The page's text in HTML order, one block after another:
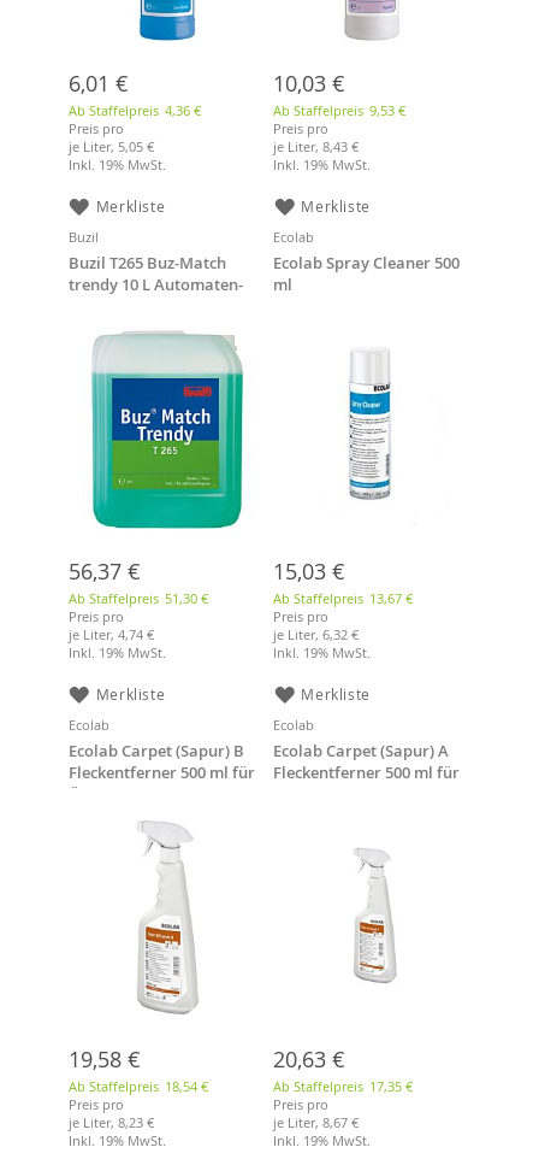
6,01 €
Ab Staffelpreis 4,36 €
Preis pro
je Liter, 5,05 €
Inkl. 19% MwSt.
Merkliste
10,03 €
Ab Staffelpreis 9,53 €
Preis pro
je Liter,8,43 €
Inkl. 19% MwSt.
Merkliste
Buzil
Buzil T265 Buz-Match
trendy 10 L Automaten-
56,37 €
Ab Staffelpreis 51,30 €
Preis pro
je Liter, 4,74 €
Inkl. 19% MwSt.
Merkliste
Ecolab
Ecolab Spray Cleaner 500
ml
15,03 €
Ab Staffelpreis 13,67 €
Preis pro
je Liter,6,32 €
Inkl. 19% MwSt.
Merkliste
Ecolab
Ecolab Carpet (Sapur) B
Fleckentferner 500 ml für
Öl- u.fetthaltige Flecken
19,58 €
Ab Staffelpreis 18,54 €
Preis pro
je Liter, 8,23 €
Inkl. 19% MwSt.
Ecolab
Ecolab Carpet (Sapur) A
Fleckentferner 500 ml für
20,63 €
Ab Staffelpreis 17,35 €
Preis pro
je Liter,8,67 €
Inkl. 19% MwSt.